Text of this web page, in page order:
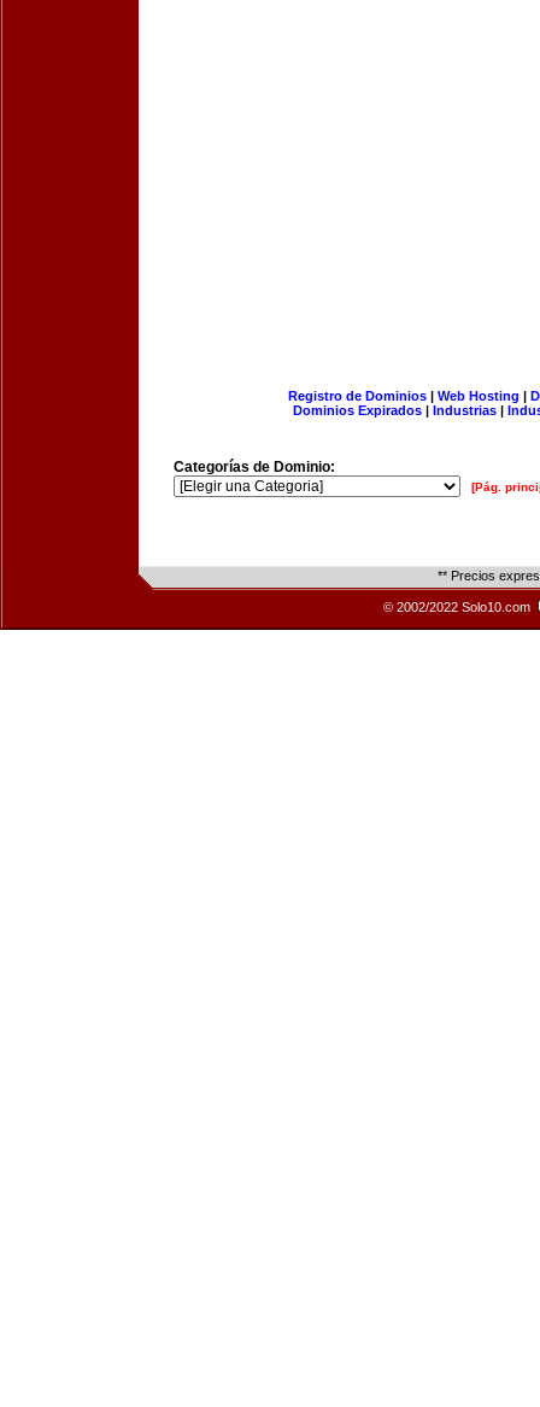
Registro de Dominios| Web Hosting |
Dominios Expirados | Industrias |
Categorías de Dominio:
[Pág.
** Precios
© 2002/2022 Solo10.com